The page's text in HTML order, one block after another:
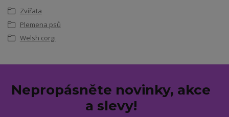
Zvířata
Plemena psů
Welsh corgi
Nepropásněte novinky, akce
a slevy!